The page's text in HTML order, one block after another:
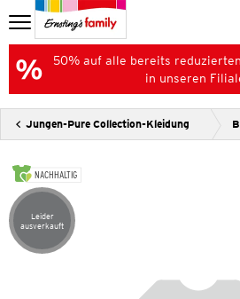
50% auf alle bereits
in unseren
Jungen-Pure Collection-Kleidung
NACHHALTIG
Artikel leider ausverkauft
Leider
ausverkauft